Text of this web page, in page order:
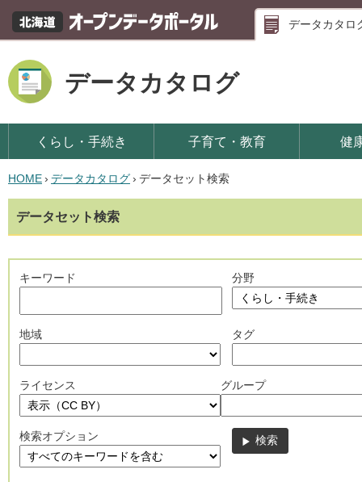
データカタロ
データカタログ
くらし・手続き 子育て・教育 健
HOME› データカタログ› データセット検索
データセット検索
キーワード 分野
地域 タグ
ライセンス グループ
検索オプション